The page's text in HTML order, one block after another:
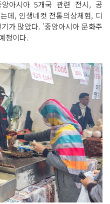
아시아 5개국 관련 전시, 공
데, 인생네컷 전통의상체험, 디
가 많았다. '중앙아시아 문화주
정이다.